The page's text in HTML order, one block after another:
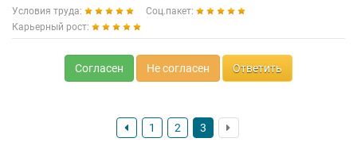
Условия труда:
Соц.пакет:
Карьерный рост:
Согласен Не согласен Ответить
1 2 3